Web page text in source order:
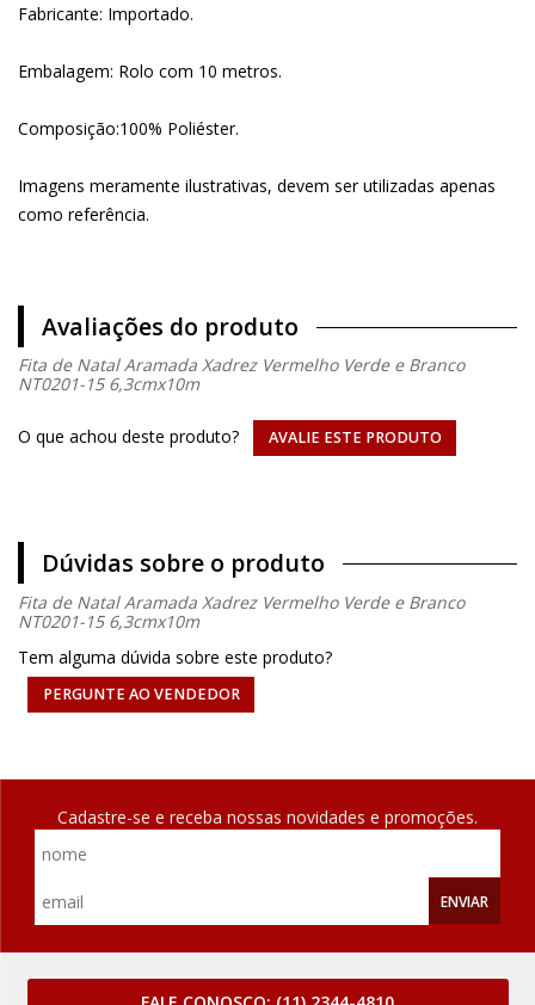
Fabricante: Importado.
Embalagem: Rolo com 10 metros.
Composição:100% Poliéster.
Imagens meramente ilustrativas, devem ser utilizadas apenas
como referência.
Avaliações do produto
Fita de Natal Aramada Xadrez Vermelho Verde e Branco
NT0201-15 6,3cmx10m
O que achou deste produto? AVALIE ESTE PRODUTO
Dúvidas sobre o produto
Fita de Natal Aramada Xadrez Vermelho Verde e Branco
NT0201-15 6,3cmx10m
Tem alguma dúvida sobre este produto?
PERGUNTE AO VENDEDOR
Cadastre-se e receba nossas novidades e promoções.
ENVIAR